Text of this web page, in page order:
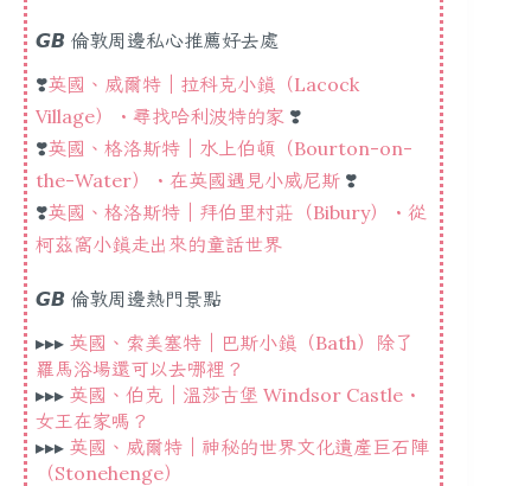
𝙂𝘽 倫敦周邊私心推薦好去處
❣️英國、威爾特｜拉科克小鎮（Lacock
Village）・尋找哈利波特的家 ❣️
❣️英國、格洛斯特｜水上伯頓（Bourton-on-
the-Water）・在英國遇見小威尼斯 ❣️
❣️英國、格洛斯特｜拜伯里村莊（Bibury）・從
柯茲窩小鎮走出來的童話世界
𝙂𝘽 倫敦周邊熱門景點
▸▸▸ 英國、索美塞特｜巴斯小鎮（Bath）除了
羅馬浴場還可以去哪裡？
▸▸▸ 英國、伯克｜溫莎古堡 Windsor Castle・
女王在家嗎？
▸▸▸ 英國、威爾特｜神秘的世界文化遺產巨石陣
（Stonehenge）